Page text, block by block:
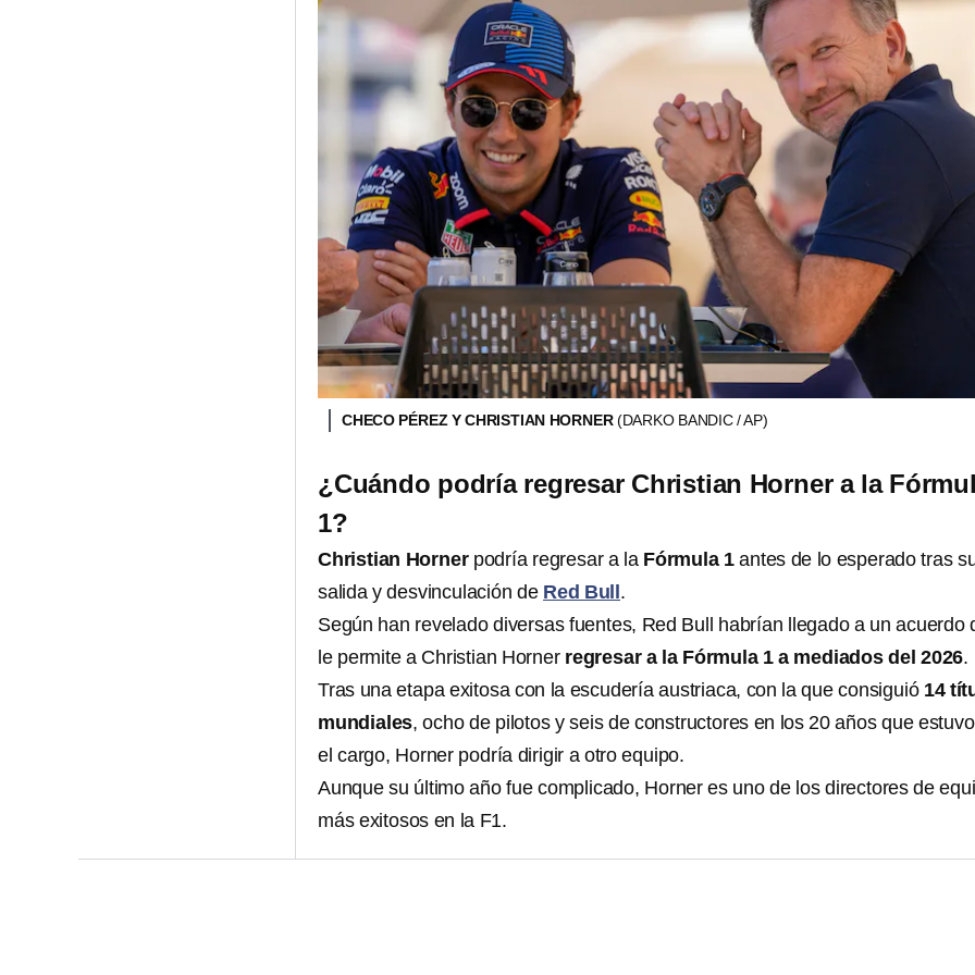
CHECO PÉREZ Y CHRISTIAN HORNER(DARKO BANDIC / AP)
¿Cuándo podría regresar Christian Horner a la
1?
Christian Hornerpodría regresar a la Fórmula 1antes de lo esperado tras
salida y desvinculación de Red Bull .
Según han revelado diversas fuentes, Red Bull habrían llegado a un acuerdo
le permite a Christian Horner regresar a la Fórmula 1 a mediados del 2026.
Tras una etapa exitosa con la escudería austriaca, con la que consiguió 14
mundiales, ocho de pilotos y seis de constructores en los 20 años que
el cargo, Horner podría dirigir a otro equipo.
Aunque su último año fue complicado, Horner es uno de los directores de
más exitosos en la F1.